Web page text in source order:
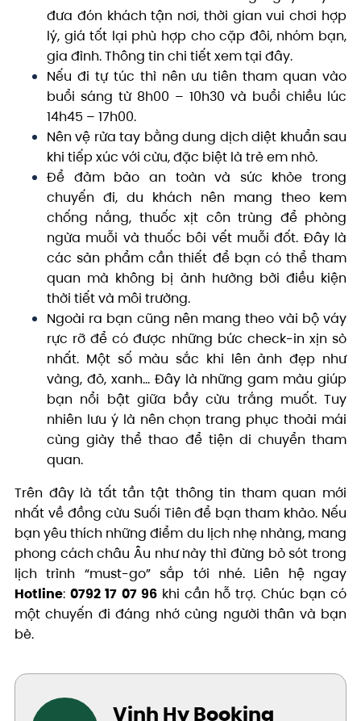
đưa đón khách tận nơi, thời gian vui chơi hợp
lý, giá tốt lại phù hợp cho cặp đôi, nhóm bạn,
gia đình. Thông tin chi tiết xem tại đây.
Nếu đi tự túc thì nên ưu tiên tham quan vào
buổi sáng từ 8h00 – 10h30 và buổi chiều lúc
14h45 – 17h00.
Nên vệ rửa tay bằng dung dịch diệt khuẩn sau
khi tiếp xúc với cừu, đặc biệt là trẻ em nhỏ.
Để đảm bảo an toàn và sức khỏe trong
chuyến đi, du khách nên mang theo kem
chống nắng, thuốc xịt côn trùng để phòng
ngừa muỗi và thuốc bôi vết muỗi đốt. Đây là
các sản phẩm cần thiết để bạn có thể tham
quan mà không bị ảnh hưởng bởi điều kiện
thời tiết và môi trường.
Ngoài ra bạn cũng nên mang theo vài bộ váy
rực rỡ để có được những bức check-in xịn sò
nhất. Một số màu sắc khi lên ảnh đẹp như
vàng, đỏ, xanh… Đây là những gam màu giúp
bạn nổi bật giữa bầy cừu trắng muốt. Tuy
nhiên lưu ý là nên chọn trang phục thoải mái
cùng giày thể thao để tiện di chuyển tham
quan.
Trên đây là tất tần tật thông tin tham quan mới
nhất về đồng cừu Suối Tiên để bạn tham khảo. Nếu
bạn yêu thích những điểm du lịch nhẹ nhàng, mang
phong cách châu Âu như này thì đừng bỏ sót trong
lịch trình “must-go” sắp tới nhé. Liên hệ ngay
Hotline:0792 17 07 96khi cần hỗ trợ. Chúc bạn có
một chuyến đi đáng nhớ cùng người thân và bạn
bè.
Vinh Hy Booking